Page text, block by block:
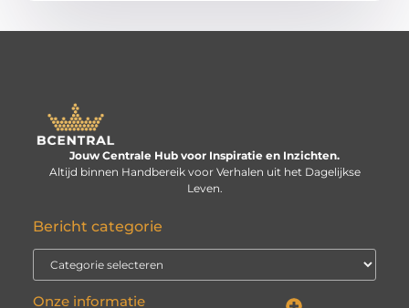
Jouw Centrale Hub voor Inspiratie en Inzichten.
Altijd binnen Handbereik voor Verhalen uit het Dagelijkse
Leven.
Bericht categorie
Onze informatie